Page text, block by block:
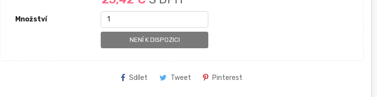
Množství
NENÍ K DISPOZICI
Sdílet Tweet Pinterest